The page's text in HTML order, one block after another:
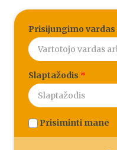
Prisijungimo vardas
Slaptažodis *
Prisiminti mane